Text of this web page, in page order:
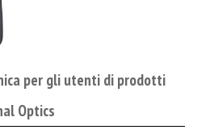
per gli utenti di prodotti
Optics